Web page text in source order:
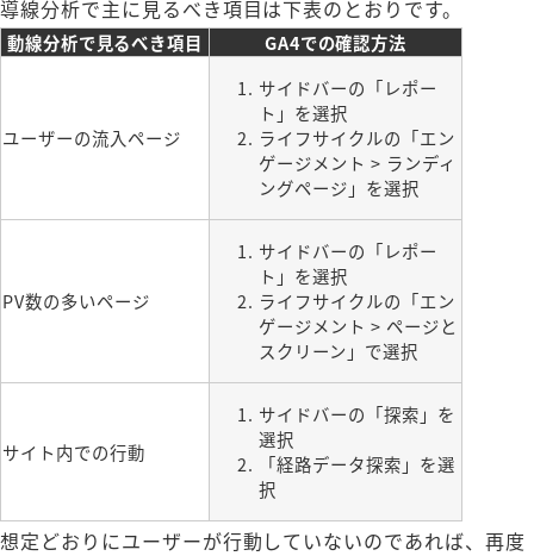
導線分析で主に見るべき項目は下表のとおりです。
動線分析で見るべき項目 GA4での確認方法
ユーザーの流入ページ
サイドバーの「レポー
ト」を選択
ライフサイクルの「エン
ゲージメント > ランディ
ングページ」を選択
PV数の多いページ
サイドバーの「レポー
ト」を選択
ライフサイクルの「エン
ゲージメント > ページと
スクリーン」で選択
サイト内での行動
サイドバーの「探索」を
選択
「経路データ探索」を選
択
想定どおりにユーザーが行動していないのであれば、再度